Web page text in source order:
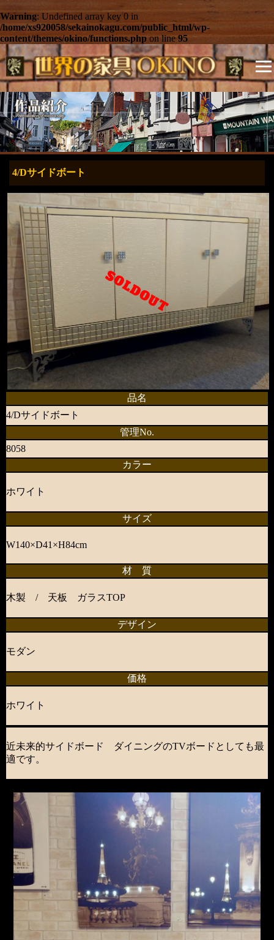
Warning: Undefined array key 0 in
/home/xs920058/sekainokagu.com/public_html/wp-
content/themes/okino/functions.php on line95
4/Dサイドボート
SOLDOUT
品名
4/Dサイドボート
管理No.
8058
カラー
ホワイト
サイズ
W140×D41×H84cm
材 質
木製 / 天板 ガラスTOP
デザイン
モダン
価格
ホワイト
近未来的サイドボード ダイニングのTVボードとしても最
適です。